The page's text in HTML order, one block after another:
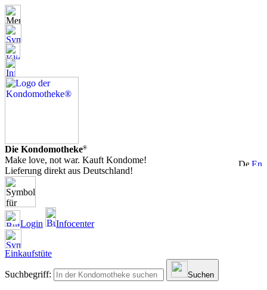
Die Kondomotheke®
Make love, not war. Kauft Kondome!
Lieferung direkt aus Deutschland!
Login Infocenter
Einkaufstüte
Suchbegriff: Suchen